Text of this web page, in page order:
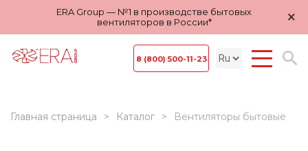
ERA Group — №1 в производстве бытовых
вентиляторов в России*
×
8 (800) 500-11-23
Главная страница Каталог Вентиляторы бытовые